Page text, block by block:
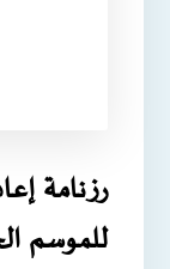
رزنامة
للموسم